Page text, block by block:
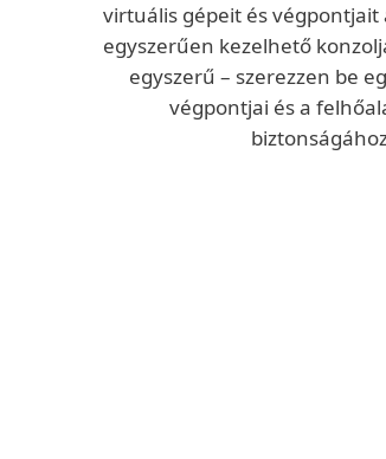
virtuális gépeit és végpontjait
egyszerűen kezelhető
egyszerű – szerezzen be
végpontjai és a